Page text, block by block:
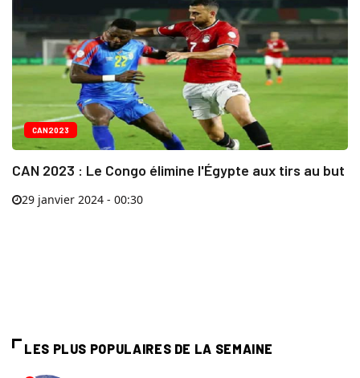
CAN2023
CAN 2023 : Le Congo élimine l'Égypte aux tirs au but
29 janvier 2024 - 00:30
LES PLUS POPULAIRES DE LA SEMAINE